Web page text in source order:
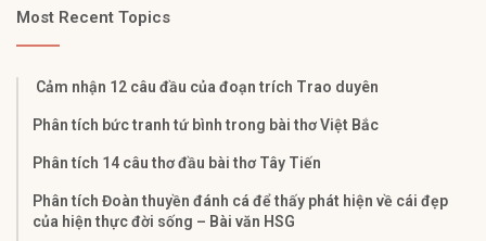
Most Recent Topics
Cảm nhận 12 câu đầu của đoạn trích Trao duyên
Phân tích bức tranh tứ bình trong bài thơ Việt Bắc
Phân tích 14 câu thơ đầu bài thơ Tây Tiến
Phân tích Đoàn thuyền đánh cá để thấy phát hiện về cái đẹp
của hiện thực đời sống – Bài văn HSG